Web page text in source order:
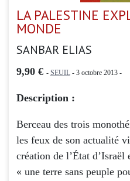
LA PALESTINE
MONDE
SANBAR ELIAS
9,90 € - SEUIL- 3 octobre 2013 -
Description :
Berceau des trois
les feux de son actualité
création de l’État d’Israël
« une terre sans peuple